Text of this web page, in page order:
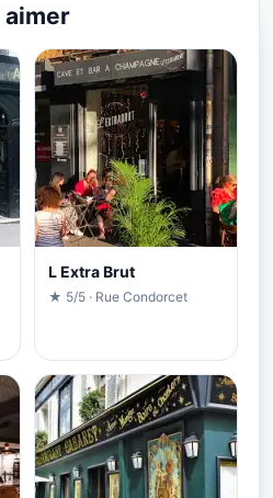
aimer
L Extra Brut
★ 5/5 · Rue Condorcet